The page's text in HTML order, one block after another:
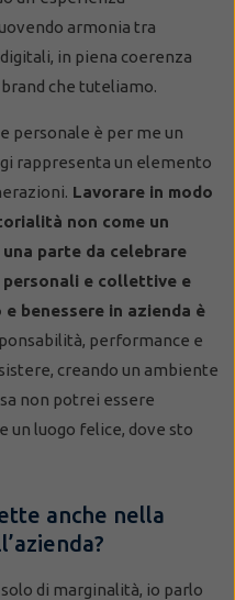
armonia tra
in piena coerenza
che tuteliamo.
personale è per me un
rappresenta un elemento
Lavorare in modo
non come un
parte da celebrare
e collettive e
benessere in azienda è
performance e
creando un ambiente
non potrei essere
un luogo felice, dove sto
anche nella
di marginalità, io parlo